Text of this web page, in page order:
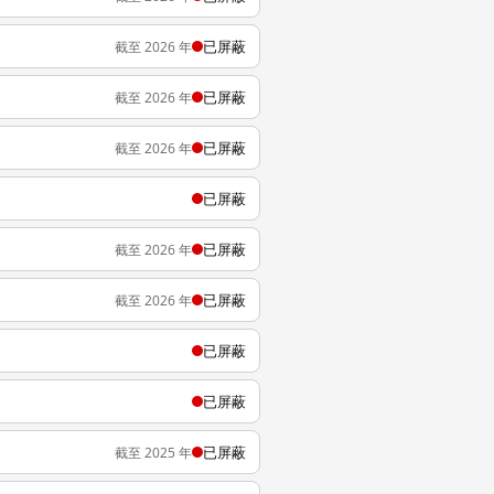
截至 2026 年 已屏蔽
截至 2026 年 已屏蔽
截至 2026 年 已屏蔽
已屏蔽
截至 2026 年 已屏蔽
截至 2026 年 已屏蔽
已屏蔽
已屏蔽
截至 2025 年 已屏蔽